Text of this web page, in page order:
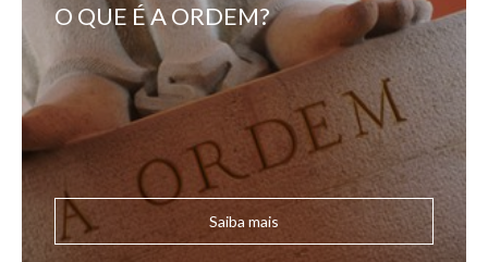
O QUE É A ORDEM?
Saiba mais